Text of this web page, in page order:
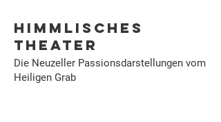
HIMMLISCHES
THEATER
Die Neuzeller Passionsdarstellungen vom
Heiligen Grab